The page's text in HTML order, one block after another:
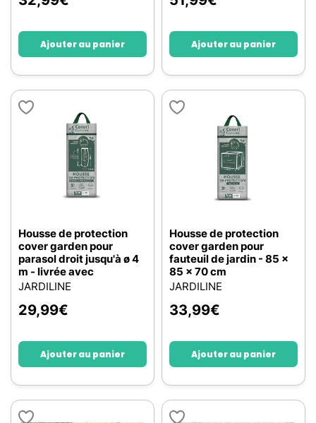
Ajouter au panier Ajouter au panier
Housse de protection
cover garden pour
parasol droit jusqu'à ø 4
m - livrée avec
JARDILINE
29,99€
Ajouter au panier
Housse de protection
cover garden pour
fauteuil de jardin - 85 x
85 x 70 cm
JARDILINE
33,99€
Ajouter au panier